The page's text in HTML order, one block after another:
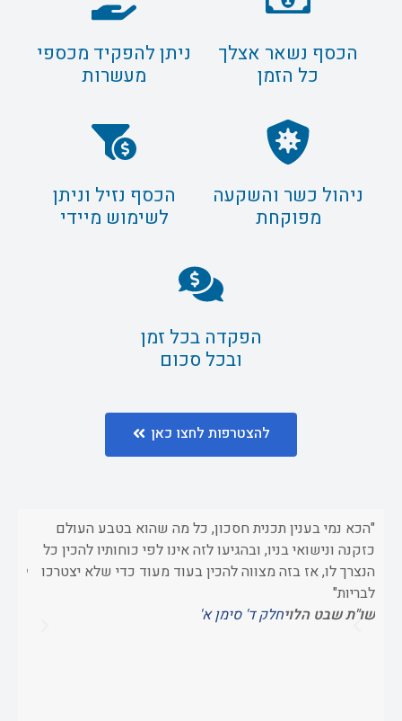
הכסף נשאר אצלך
כל הזמן
ניתן להפקיד מכספי
מעשרות
ניהול כשר והשקעה
מפוקחת
הכסף נזיל וניתן
לשימוש מיידי
הפקדה בכל זמן
ובכל סכום
להצטרפות לחצו כאן
"הכא נמי בענין תכנית חסכון, כל מה שהוא בטבע העולם
כזקנה ונישואי בניו, ובהגיעו לזה אינו לפי כוחותיו להכין כל
הנצרך לו, אז בזה מצווה להכין בעוד מעוד כדי שלא יצטרכו
לבריות"
שו"ת שבט הלויחלק ד' סימן א'